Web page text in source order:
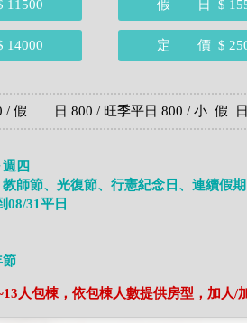
11500 假 日 $
14000 定 價 $
假 日 800 / 旺季平日 800 / 小 假
四
節、光復節、行憲紀念日、連續假期
08/31平日
人包棟，依包棟人數提供房型，加人/